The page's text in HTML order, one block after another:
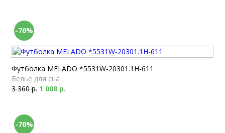
-70%
Футболка MELADO *5531W-20301.1H-611
Белье для сна
3 360 р. 1 008 р.
-70%